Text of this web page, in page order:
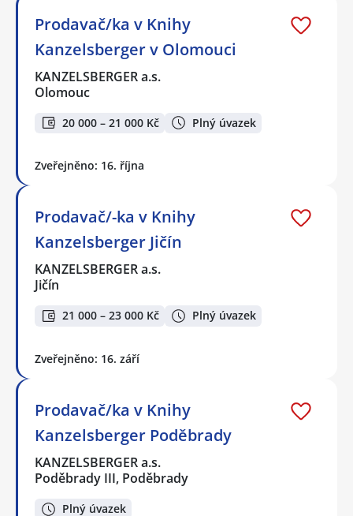
Prodavač/ka v Knihy
Kanzelsberger v Olomouci
KANZELSBERGER a.s.
Olomouc
20 000 – 21 000 Kč Plný úvazek
Zveřejněno: 16. října
Prodavač/-ka v Knihy
Kanzelsberger Jičín
KANZELSBERGER a.s.
Jičín
21 000 – 23 000 Kč Plný úvazek
Zveřejněno: 16. září
Prodavač/ka v Knihy
Kanzelsberger Poděbrady
KANZELSBERGER a.s.
Poděbrady III, Poděbrady
Plný úvazek